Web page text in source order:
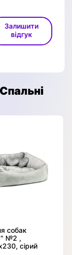
Залишити
відгук
собак
№2 ,
сірий